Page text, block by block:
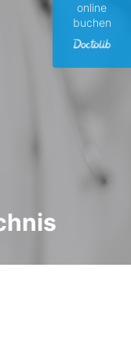
online
buchen